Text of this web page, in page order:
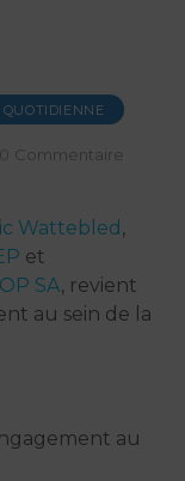
QUOTIDIENNE
0 Commentaire
Wattebled ,
et
SA, revient
au sein de la
au